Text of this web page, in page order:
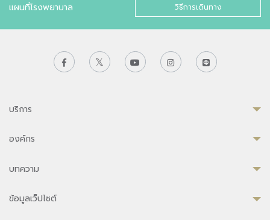
แผนที่โรงพยาบาล วิธีการเดินทาง
บริการ
องค์กร
บทความ
ข้อมูลเว็ปไซต์